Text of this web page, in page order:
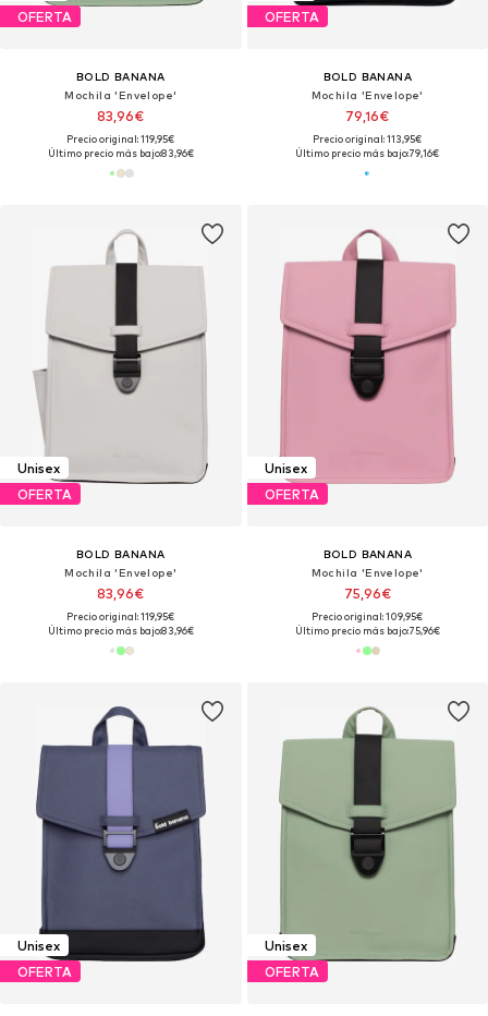
OFERTA
BOLD BANANA
Mochila 'Envelope'
83,96€
Precio original: 119,95€
Último precio más bajo:83,96€
OFERTA
BOLD BANANA
Mochila 'Envelope'
79,16€
Precio original: 113,95€
Último precio más bajo:79,16€
Unisex
OFERTA
BOLD BANANA
Mochila 'Envelope'
83,96€
Precio original: 119,95€
Último precio más bajo:83,96€
Unisex
OFERTA
BOLD BANANA
Mochila 'Envelope'
75,96€
Precio original: 109,95€
Último precio más bajo:75,96€
Unisex
OFERTA
Unisex
OFERTA